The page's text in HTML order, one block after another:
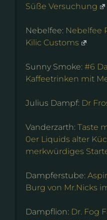
Süße Versuchung
Nebelfee: Nebelfee
Kilic Customs
Sunny Smoke: #6
Kaffeetrinken mit
Julius Dampf: Dr
Vanderzarth: Taste
0er Liquids alter
merkwürdiges
Dampferstube:
Burg von Mr.Nicks
Dampflion: Dr. Fog